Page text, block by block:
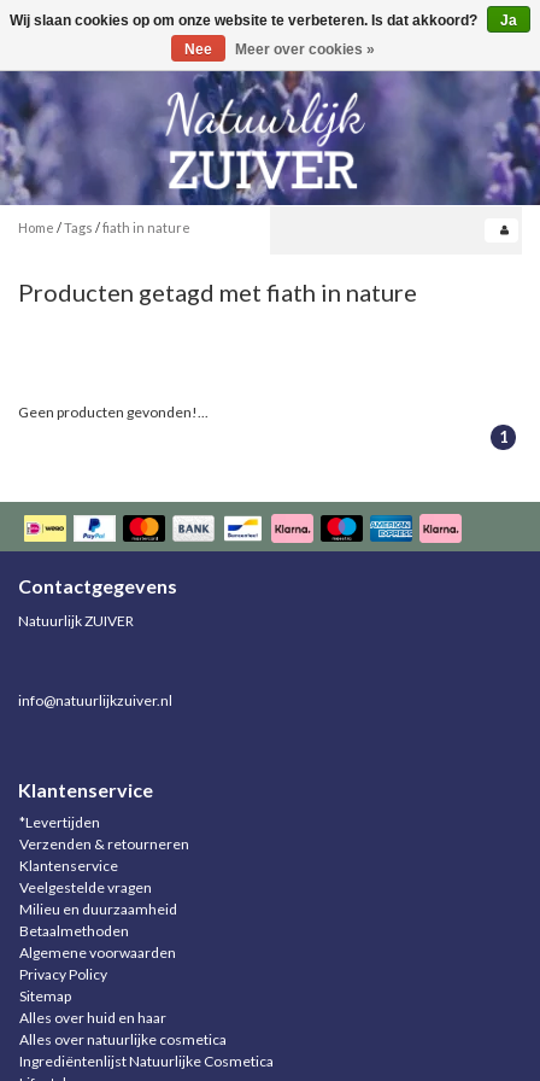
Toggle
0
Home /Tags /fiath in nature
Producten getagd met fiath in nature
Geen producten gevonden!...
1
Contactgegevens
Natuurlijk ZUIVER
info@natuurlijkzuiver.nl
Klantenservice
*Levertijden
Verzenden & retourneren
Klantenservice
Veelgestelde vragen
Milieu en duurzaamheid
Betaalmethoden
Algemene voorwaarden
Privacy Policy
Sitemap
Alles over huid en haar
Alles over natuurlijke cosmetica
Ingrediëntenlijst Natuurlijke Cosmetica
Wij slaan cookies op om onze website te verbeteren. Is dat akkoord?
Ja
Nee
Meer over cookies »